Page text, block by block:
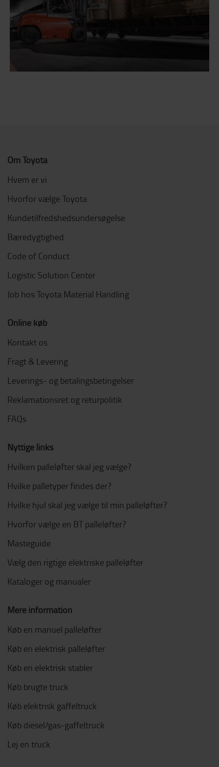
Om Toyota
Hvem er vi
Hvorfor vælge Toyota
Kundetilfredshedsundersøgelse
Bæredygtighed
Code of Conduct
Logistic Solution Center
Job hos Toyota Material Handling
Online køb
Kontakt os
Fragt & Levering
Leverings- og betalingsbetingelser
Reklamationsret og returpolitik
FAQs
Nyttige links
Hvilken palleløfter skal jeg vælge?
Hvilke palletyper findes der?
Hvilke hjul skal jeg vælge til min palleløfter?
Hvorfor vælge en BT palleløfter?
Masteguide
Vælg den rigtige elektriske palleløfter
Kataloger og manualer
Mere information
Køb en manuel palleløfter
Køb en elektrisk palleløfter
Køb en elektrisk stabler
Køb brugte truck
Køb elektrisk gaffeltruck
Køb diesel/gas-gaffeltruck
Lej en truck